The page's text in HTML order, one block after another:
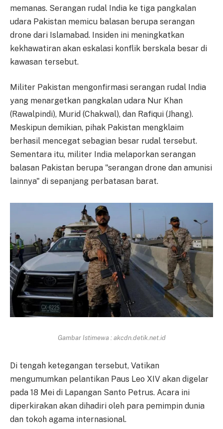
memanas. Serangan rudal India ke tiga pangkalan
udara Pakistan memicu balasan berupa serangan
drone dari Islamabad. Insiden ini meningkatkan
kekhawatiran akan eskalasi konflik berskala besar di
kawasan tersebut.
Militer Pakistan mengonfirmasi serangan rudal India
yang menargetkan pangkalan udara Nur Khan
(Rawalpindi), Murid (Chakwal), dan Rafiqui (Jhang).
Meskipun demikian, pihak Pakistan mengklaim
berhasil mencegat sebagian besar rudal tersebut.
Sementara itu, militer India melaporkan serangan
balasan Pakistan berupa "serangan drone dan amunisi
lainnya" di sepanjang perbatasan barat.
Gambar Istimewa : akcdn.detik.net.id
Di tengah ketegangan tersebut, Vatikan
mengumumkan pelantikan Paus Leo XIV akan digelar
pada 18 Mei di Lapangan Santo Petrus. Acara ini
diperkirakan akan dihadiri oleh para pemimpin dunia
dan tokoh agama internasional.